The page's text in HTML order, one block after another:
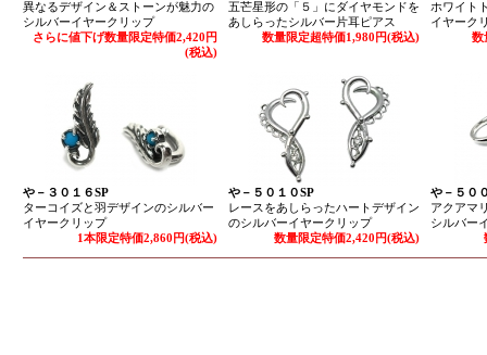
異なるデザイン＆ストーンが魅力の
シルバーイヤークリップ
さらに値下げ数量限定特価2,420円
(税込)
五芒星形の「５」にダイヤモンドを
あしらったシルバー片耳ピアス
数量限定超特価1,980円(税込)
ホワイト
イヤーク
数
や－３０１６SP
ターコイズと羽デザインのシルバー
イヤークリップ
1本限定特価2,860円(税込)
や－５０１０SP
レースをあしらったハートデザイン
のシルバーイヤークリップ
数量限定特価2,420円(税込)
や－５０
アクアマ
シルバー